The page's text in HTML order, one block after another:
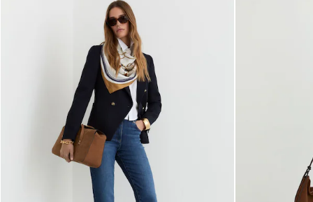
Reiss | McLaren Racing
Workwear
Leather & Suede
BOYS'
Shirts
T-Shirts & Polo Shirts
Shorts
Suits & Tailoring
Knitwear
Jackets & Coats
Co-ords
Trousers & Jeans
Sweats & Hoodies